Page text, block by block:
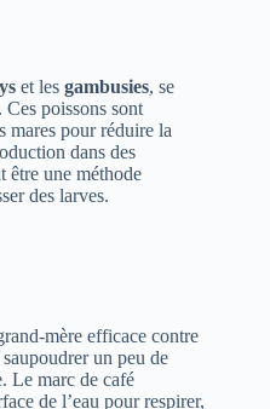
et les gambusies, se
poissons sont
mares pour réduire la
dans des
être une méthode
des larves.
mère efficace contre
un peu de
Le marc de café
de l’eau pour respirer,